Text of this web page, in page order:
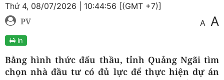
Thứ 4, 08/07/2026 | 10:44:56 [(GMT +7)]
PV A A
In
Bằng hình thức đấu thầu, tỉnh Quảng Ngãi tìm
chọn nhà đầu tư có đủ lực để thực hiện dự án